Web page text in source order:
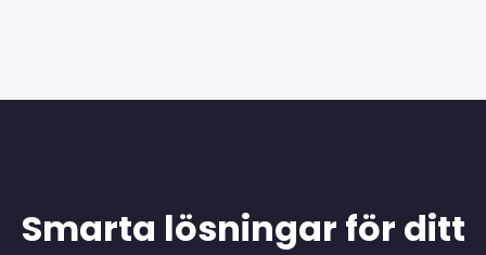
Smarta lösningar för ditt